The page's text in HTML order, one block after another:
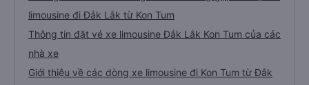
limousine đi Đắk Lắk từ Kon Tum
Thông tin đặt vé xe limousine Đắk Lắk Kon Tum của các
nhà xe
Giới thiệu về các dòng xe limousine đi Kon Tum từ Đắk